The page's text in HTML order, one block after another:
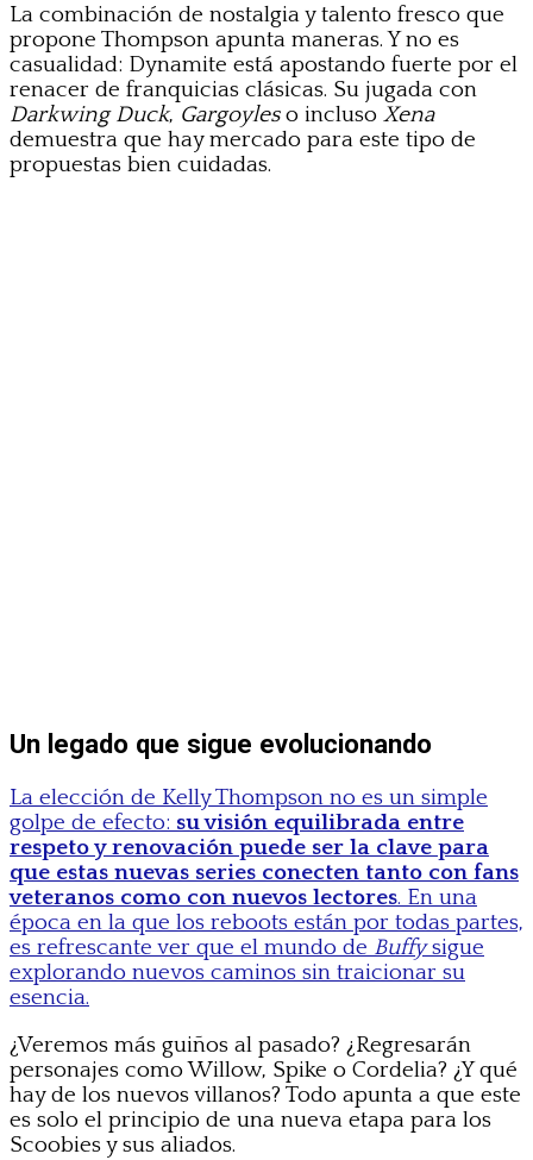
La combinación de nostalgia y talento fresco que
propone Thompson apunta maneras. Y no es
casualidad: Dynamite está apostando fuerte por el
renacer de franquicias clásicas. Su jugada con
Darkwing Duck, Gargoyleso incluso Xena
demuestra que hay mercado para este tipo de
propuestas bien cuidadas.
Un legado que sigue evolucionando
La elección de Kelly Thompson no es un simple
golpe de efecto: su visión equilibrada entre
respeto y renovación puede ser la clave para
que estas nuevas series conecten tanto con fans
veteranos como con nuevos lectores. En una
época en la que los reboots están por todas partes,
es refrescante ver que el mundo de Buffysigue
explorando nuevos caminos sin traicionar su
esencia.
¿Veremos más guiños al pasado? ¿Regresarán
personajes como Willow, Spike o Cordelia? ¿Y qué
hay de los nuevos villanos? Todo apunta a que este
es solo el principio de una nueva etapa para los
Scoobies y sus aliados.